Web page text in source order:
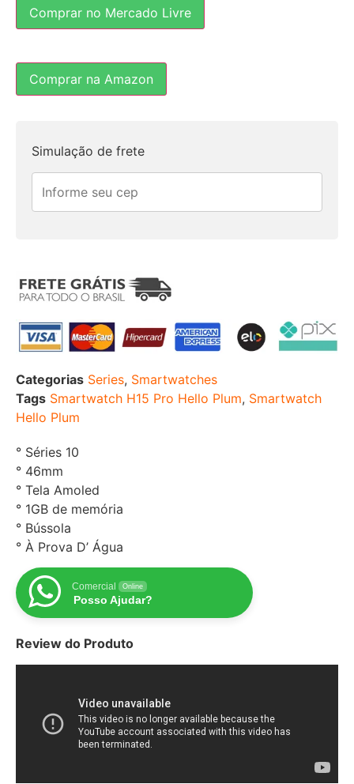
Comprar no Mercado Livre
Comprar na Amazon
Simulação de frete
Categorias Series, Smartwatches
Tags Smartwatch H15 Pro Hello Plum, Smartwatch
Hello Plum
° Séries 10
° 46mm
° Tela Amoled
° 1GB de memória
° Bússola
° À Prova D’ Água
Comercial Online
Posso Ajudar?
Review do Produto